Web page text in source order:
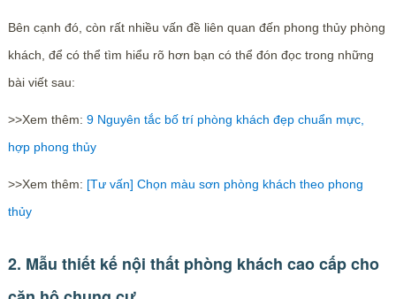
Bên cạnh đó, còn rất nhiều vấn đề liên quan đến phong thủy phòng
khách, để có thể tìm hiểu rõ hơn bạn có thể đón đọc trong những
bài viết sau:
>>Xem thêm: 9 Nguyên tắc bố trí phòng khách đẹp chuẩn mực,
hợp phong thủy
>>Xem thêm: [Tư vấn] Chọn màu sơn phòng khách theo phong
thủy
2. Mẫu thiết kế nội thất phòng khách cao cấp cho